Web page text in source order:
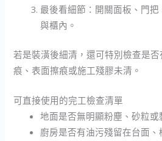
最後看細節：開關面板、門
與櫃內。
若是裝潢後細清，還可特別檢查是
痕、表面擦痕或施工殘膠未清。
可直接使用的完工檢查清單
地面是否無明顯粉塵、砂粒或
廚房是否有油污殘留在台面、